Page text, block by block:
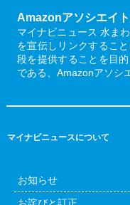
Amazonアソシエイ
マイナビニュース 水ま
を宣伝しリンクするこ
段を提供することを目
である、Amazonアソシ
マイナビニュースについて
お知らせ